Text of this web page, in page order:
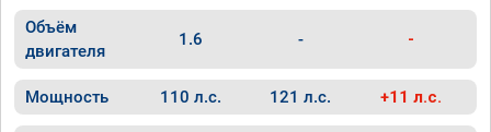
Объём
двигателя
1.6 - -
Мощность 110 л.с. 121 л.с. +11 л.с.